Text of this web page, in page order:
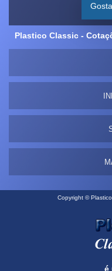
Plastico Classic -
Copyright ©
é